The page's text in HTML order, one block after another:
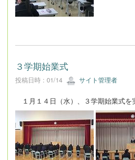
３学期始業式
投稿日時 : 01/14 サイト管理者
１月１４日（水）、３学期始業式を